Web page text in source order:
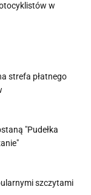
w
strefa płatnego
"Pudełka
szczytami